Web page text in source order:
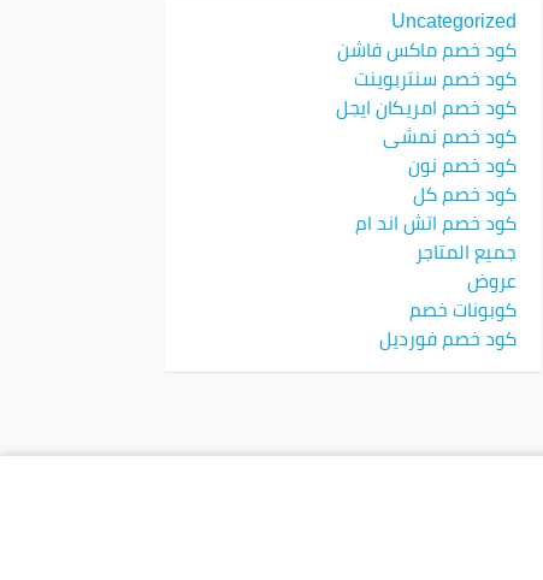
Uncategorized
كود خصم ماكس فاشن
كود خصم سنتربوينت
كود خصم امريكان ايجل
كود خصم نمشي
كود خصم نون
كود خصم كل
كود خصم اتش اند ام
جميع المتاجر
عروض
كوبونات خصم
كود خصم فورديل